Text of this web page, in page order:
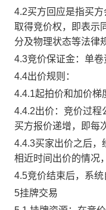
4.2买方回应是指买
取得竞价权，即表示
分及物理状态等法律
4.3竞价保证金：单卷
4.4出价规则：
4.4.1起拍价和加价梯
4.4.2出价：竞价过程
买方报价递增，即每
4.4.3买家出价之后，
相近时间出价的情况
4.5竞价结束后，系
5挂牌交易